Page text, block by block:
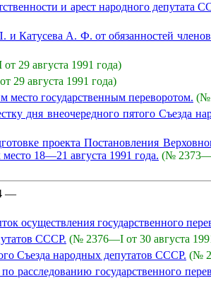
и арест народного депутата
Катусева А. Ф. от обязанностей
29 августа 1991 года)
29 августа 1991 года)
государственным переворотом. (№
дня внеочередного пятого Съезда
проекта Постановления
18—21 августа 1991 года. (№ 2373—I
—
осуществления государственного
СССР. (№ 2376—I от 30 августа
Съезда народных депутатов СССР. (№
государственного